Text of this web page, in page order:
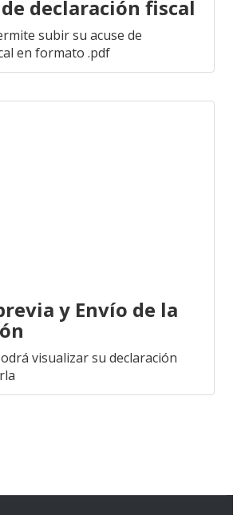
declaración fiscal
subir su acuse de
en formato .pdf
y Envío de la
visualizar su declaración